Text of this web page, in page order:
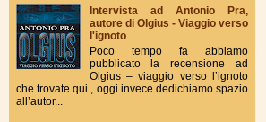
Intervista ad Antonio Pra,
autore di Olgius - Viaggio verso
l'ignoto
Poco tempo fa abbiamo
pubblicato la recensione ad
Olgius – viaggio verso l’ignoto
che trovate qui , oggi invece dedichiamo spazio
all’autor...